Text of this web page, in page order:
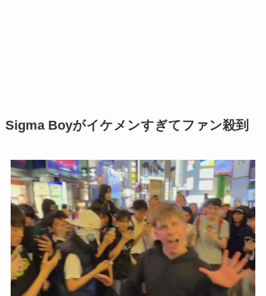
Sigma Boyがイケメンすぎてファン殺到